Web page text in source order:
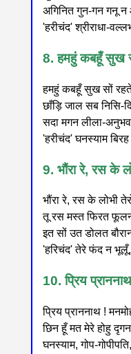
अगिनित गुन-गन गनू न
'हरीचंद' श्रीराधा-
8. हमहुं कबहूँ सुख
हमहुं कबहूँ सुख सों
छाँड़ि जाल सब
सदा मगन लीला-
'हरीचंद' घनस्याम
9. भौंरा रे, रस के
भौंरा रे, रस के लोभी
तू रस मस्त फिरत
इत सों उत डोलत
'हरिचंद' तेरे फंद न भूलूँ,
10. प्रिय
प्रिय प्राननाथ !
छिन हूँ मत मेरे होहु
घनस्याम, गोप-